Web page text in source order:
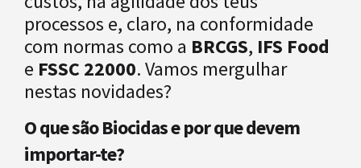
processos e, claro, na conformidade
com normas como a BRCGS, IFS Food
e FSSC 22000. Vamos mergulhar
nestas novidades?
O que são Biocidas e por que devem
importar-te?